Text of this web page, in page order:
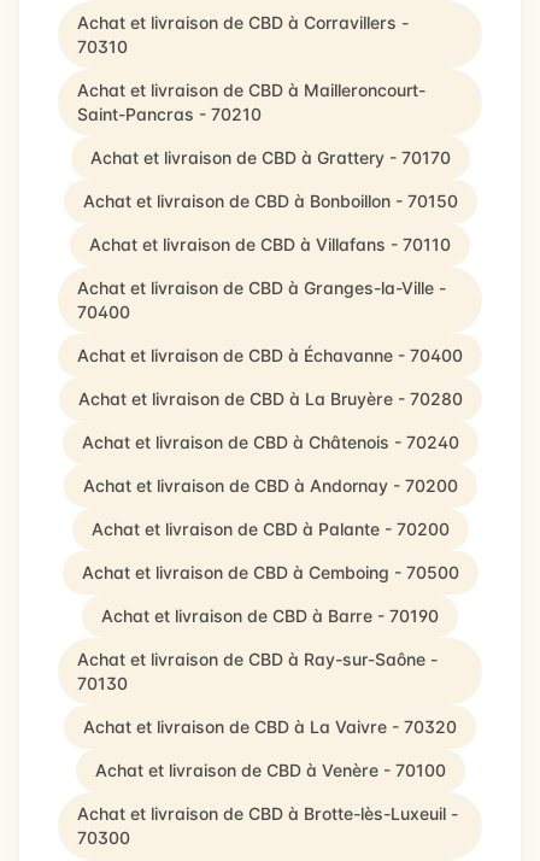
Achat et livraison de CBD à Corravillers -
70310
Achat et livraison de CBD à Mailleroncourt-
Saint-Pancras - 70210
Achat et livraison de CBD à Grattery - 70170
Achat et livraison de CBD à Bonboillon - 70150
Achat et livraison de CBD à Villafans - 70110
Achat et livraison de CBD à Granges-la-Ville -
70400
Achat et livraison de CBD à Échavanne - 70400
Achat et livraison de CBD à La Bruyère - 70280
Achat et livraison de CBD à Châtenois - 70240
Achat et livraison de CBD à Andornay - 70200
Achat et livraison de CBD à Palante - 70200
Achat et livraison de CBD à Cemboing - 70500
Achat et livraison de CBD à Barre - 70190
Achat et livraison de CBD à Ray-sur-Saône -
70130
Achat et livraison de CBD à La Vaivre - 70320
Achat et livraison de CBD à Venère - 70100
Achat et livraison de CBD à Brotte-lès-Luxeuil -
70300